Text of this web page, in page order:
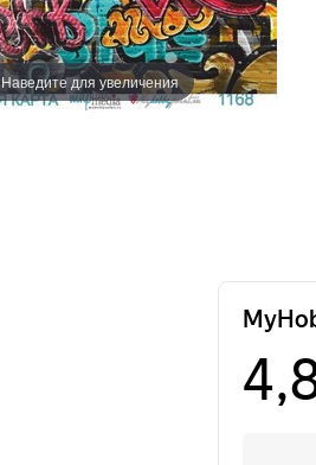
Наведите для увеличения